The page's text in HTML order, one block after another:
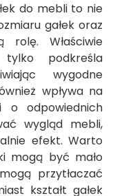
do mebli to nie
gałek oraz
rolę. Właściwie
podkreśla
wygodne
wpływa na
o odpowiednich
wygląd mebli,
efekt. Warto
mogą być mało
przytłaczać
kształt gałek